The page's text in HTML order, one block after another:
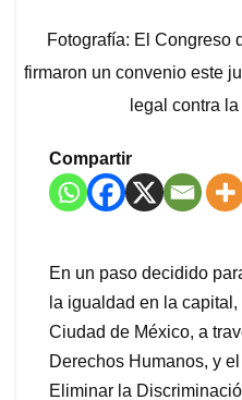
Fotografía: El Congreso
firmaron un convenio este
legal contra
Compartir
En un paso decidido
la igualdad en la
Ciudad de México, a
Derechos Humanos, y
Eliminar la